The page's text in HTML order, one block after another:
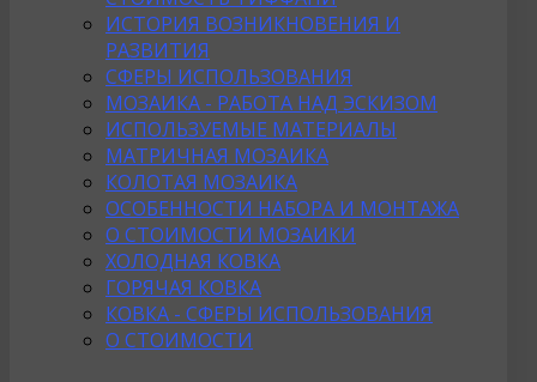
ИСТОРИЯ ВОЗНИКНОВЕНИЯ И
РАЗВИТИЯ
СФЕРЫ ИСПОЛЬЗОВАНИЯ
МОЗАИКА - РАБОТА НАД ЭСКИЗОМ
ИСПОЛЬЗУЕМЫЕ МАТЕРИАЛЫ
МАТРИЧНАЯ МОЗАИКА
КОЛОТАЯ МОЗАИКА
ОСОБЕННОСТИ НАБОРА И МОНТАЖА
О СТОИМОСТИ МОЗАИКИ
ХОЛОДНАЯ КОВКА
ГОРЯЧАЯ КОВКА
КОВКА - СФЕРЫ ИСПОЛЬЗОВАНИЯ
О СТОИМОСТИ